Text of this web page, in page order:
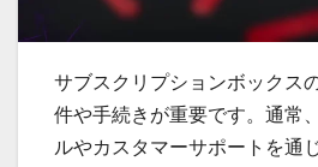
サブスクリプションボックス
件や手続きが重要です。通常
ルやカスタマーサポートを通